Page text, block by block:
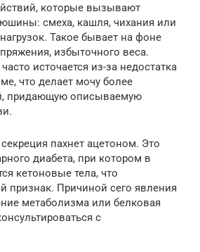
которые вызывают
смеха, кашля, чихания или
Такое бывает на фоне
избыточного веса.
источается из-за недостатка
что делает мочу более
придающую описываемую
пахнет ацетоном. Это
диабета, при котором в
кетоновые тела, что
признак. Причиной сего явления
метаболизма или белковая
с